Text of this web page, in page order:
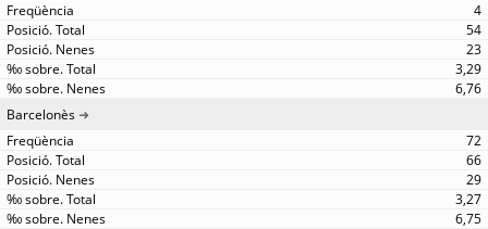
4
54
23
3,29
6,76
Barcelonès
72
66
29
3,27
6,75